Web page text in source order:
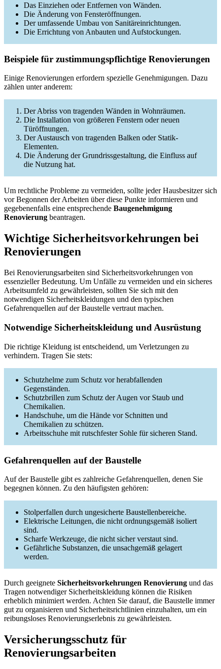
Das Einziehen oder Entfernen von Wänden.
Die Änderung von Fensteröffnungen.
Der umfassende Umbau von Sanitäreinrichtungen.
Die Errichtung von Anbauten und Aufstockungen.
Beispiele für zustimmungspflichtige Renovierungen
Einige Renovierungen erfordern spezielle Genehmigungen. Dazu
zählen unter anderem:
Der Abriss von tragenden Wänden in Wohnräumen.
Die Installation von größeren Fenstern oder neuen
Türöffnungen.
Der Austausch von tragenden Balken oder Statik-
Elementen.
Die Änderung der Grundrissgestaltung, die Einfluss auf
die Nutzung hat.
Um rechtliche Probleme zu vermeiden, sollte jeder Hausbesitzer sich
vor Begonnen der Arbeiten über diese Punkte informieren und
gegebenenfalls eine entsprechende Baugenehmigung
Renovierung beantragen.
Wichtige Sicherheitsvorkehrungen bei
Renovierungen
Bei Renovierungsarbeiten sind Sicherheitsvorkehrungen von
essenzieller Bedeutung. Um Unfälle zu vermeiden und ein sicheres
Arbeitsumfeld zu gewährleisten, sollten Sie sich mit den
notwendigen Sicherheitskleidungen und den typischen
Gefahrenquellen auf der Baustelle vertraut machen.
Notwendige Sicherheitskleidung und Ausrüstung
Die richtige Kleidung ist entscheidend, um Verletzungen zu
verhindern. Tragen Sie stets:
Schutzhelme zum Schutz vor herabfallenden
Gegenständen.
Schutzbrillen zum Schutz der Augen vor Staub und
Chemikalien.
Handschuhe, um die Hände vor Schnitten und
Chemikalien zu schützen.
Arbeitsschuhe mit rutschfester Sohle für sicheren Stand.
Gefahrenquellen auf der Baustelle
Auf der Baustelle gibt es zahlreiche Gefahrenquellen, denen Sie
begegnen können. Zu den häufigsten gehören:
Stolperfallen durch ungesicherte Baustellenbereiche.
Elektrische Leitungen, die nicht ordnungsgemäß isoliert
sind.
Scharfe Werkzeuge, die nicht sicher verstaut sind.
Gefährliche Substanzen, die unsachgemäß gelagert
werden.
Durch geeignete Sicherheitsvorkehrungen Renovierung und das
Tragen notwendiger Sicherheitskleidung können die Risiken
erheblich minimiert werden. Achten Sie darauf, die Baustelle immer
gut zu organisieren und Sicherheitsrichtlinien einzuhalten, um ein
reibungsloses Renovierungserlebnis zu gewährleisten.
Versicherungsschutz für
Renovierungsarbeiten